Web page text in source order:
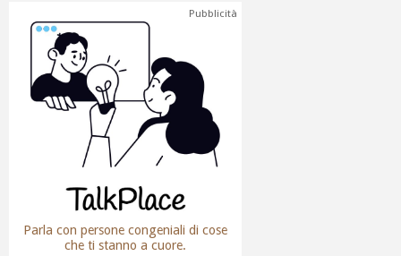
Pubblicità
Parla con persone congeniali di cose
che ti stanno a cuore.